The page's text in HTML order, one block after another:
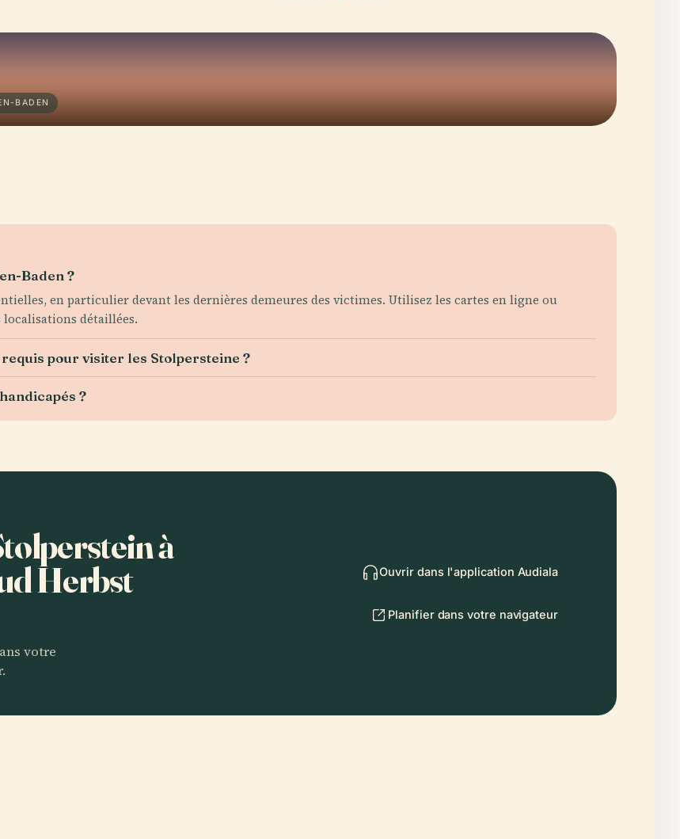
BADEN
Baden ?
en particulier devant les dernières demeures des victimes. Utilisez les cartes en ligne ou
détaillées.
pour visiter les Stolpersteine ?
?
à
Herbst
votre
Ouvrir dans l'application Audiala
Planifier dans votre navigateur